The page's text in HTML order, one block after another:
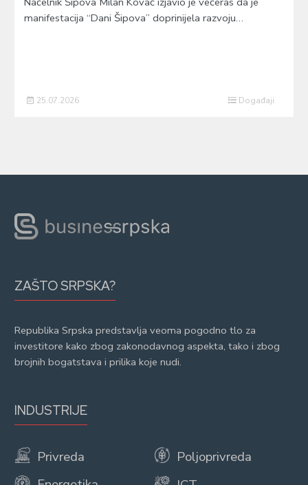
manifestacija “Dani Šipova” doprinijela razvoju…
25.07.2026 Događaji
ZAŠTO SRPSKA?
Republika Srpska predstavlja veoma pogodno tlo za
investitore kako zbog zakonodavnog aspekta, tako i zbog
brojnih bogatstava i prilika koje nudi.
INDUSTRIJE
Privreda
Poljoprivreda